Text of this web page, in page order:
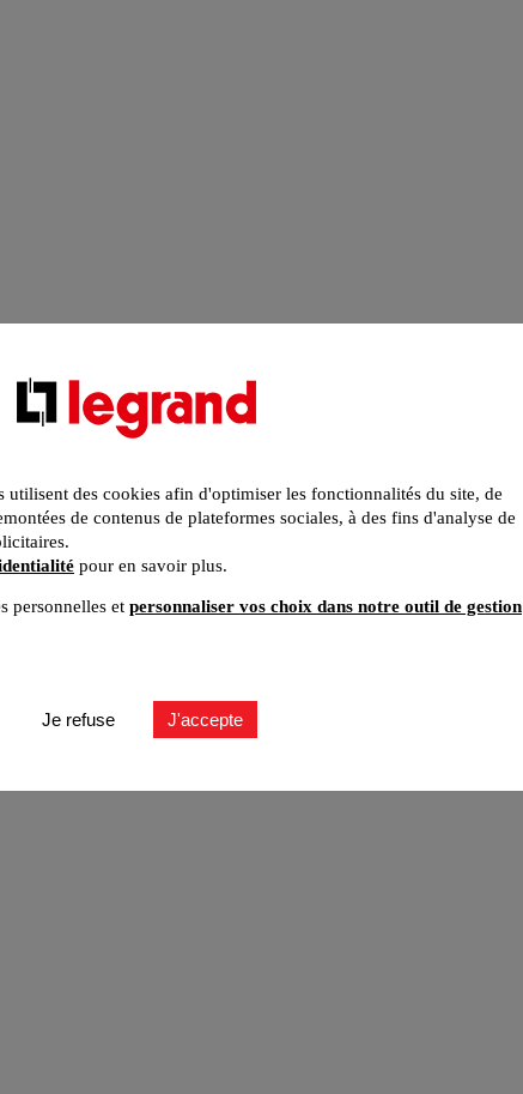
utilisent des cookies afin d'optimiser les fonctionnalités du site, de
de contenus de plateformes sociales, à des fins d'analyse de
pour en savoir plus.
personnelles et personnaliser vos choix dans notre outil de gestion
Je refuse J'accepte